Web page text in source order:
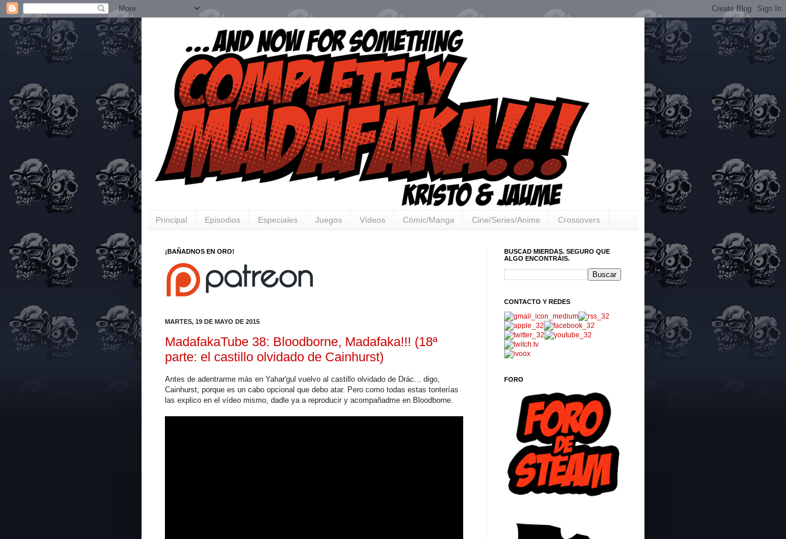
Principal Episodios Especiales Juegos Vídeos Cómic/Manga Cine/Series/Anime Crossovers
¡BAÑADNOS EN ORO!
MARTES, 19 DE MAYO DE 2015
MadafakaTube 38: Bloodborne, Madafaka!!! (18ª
parte: el castillo olvidado de Cainhurst)
Antes de adentrarme más en Yahar'gul vuelvo al castillo olvidado de Drác... digo,
Cainhurst, porque es un cabo opcional que debo atar. Pero como todas estas tonterías
las explico en el vídeo mismo, dadle ya a reproducir y acompañadme en Bloodborne.
BUSCAD MIERDAS. SEGURO QUE
ALGO ENCONTRÁIS.
CONTACTO Y REDES
FORO